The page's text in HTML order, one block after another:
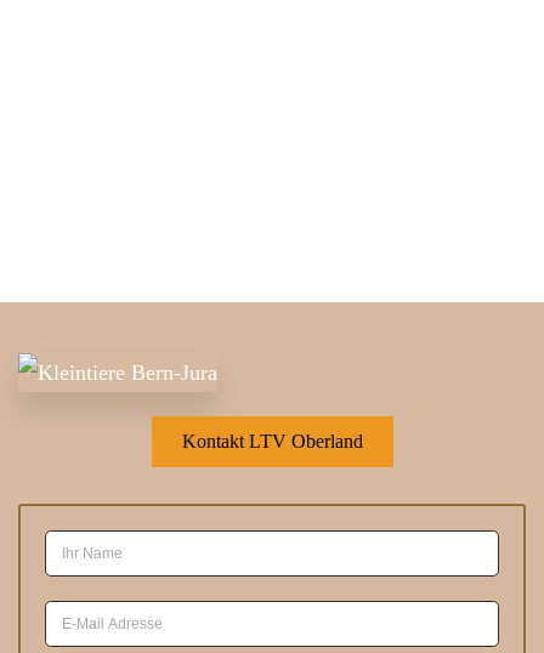
Kontakt LTV Oberland